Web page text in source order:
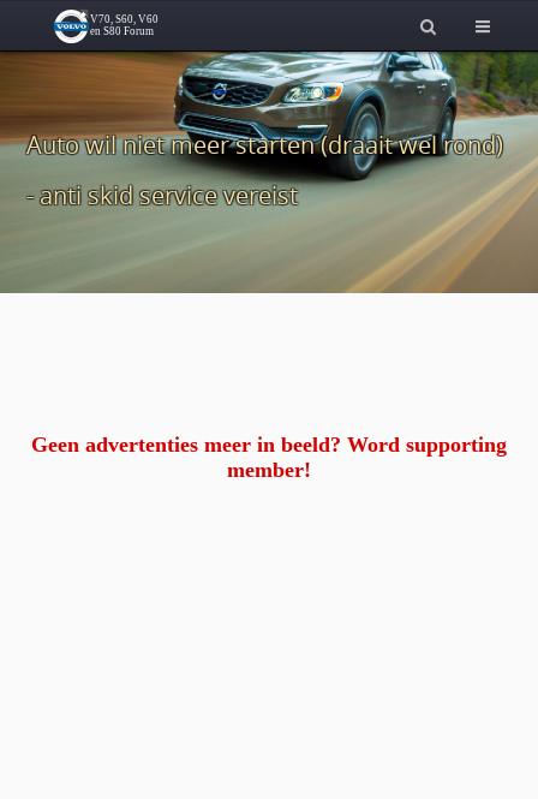
Auto wil niet meer starten (draait wel rond)
- anti skid service vereist
Geen advertenties meer in beeld? Word supporting
member!